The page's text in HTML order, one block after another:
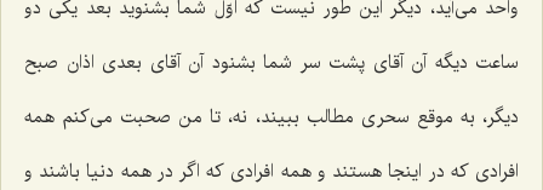
واحد می‌آید، دیگر این طور نیست که اوّل شما بشنوید بعد یکی دو
ساعت دیگه آن آقای پشت سر شما بشنود آن آقای بعدی اذان صبح
دیگر، به موقع سحری مطالب ببیند، نه، تا من صحبت می‌کنم همه
افرادی که در اینجا هستند و همه افرادی که اگر در همه دنیا باشند و